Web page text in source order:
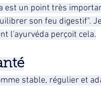
est un point très
son feu digestif".
l'ayurvéda perçoit cela.
stable, régulier et